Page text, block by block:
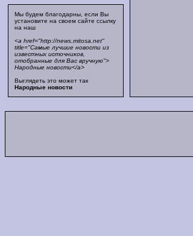
Мы будем благодарны, если Вы
установите на своем сайте ссылку
на наш
<a href="http://news.mitosa.net"
title="Самые лучшие новости из
известных источников,
отобранные для Вас вручную">
Народные новости</a>
Выглядеть это может так
Народные новости